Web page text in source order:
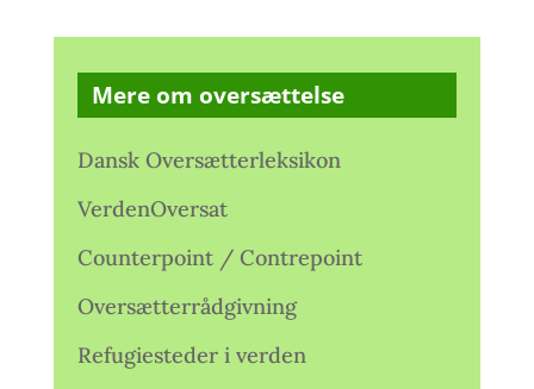
Mere om oversættelse
Dansk Oversætterleksikon
VerdenOversat
Counterpoint / Contrepoint
Oversætterrådgivning
Refugiesteder i verden